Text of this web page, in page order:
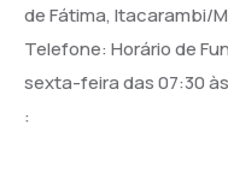
de Fátima, Itacarambi/
Telefone: Horário de
sexta-feira das 07:30
: